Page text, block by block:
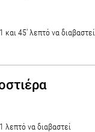
1 και 45' λεπτό να διαβαστεί
1 λεπτό να διαβαστεί